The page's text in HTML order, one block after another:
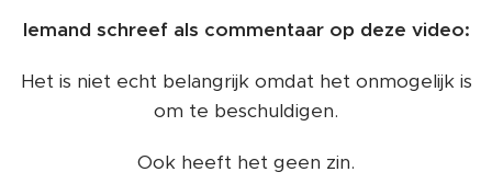
Iemand schreef als commentaar op deze video:
Het is niet echt belangrijk omdat het onmogelijk is
om te beschuldigen.
Ook heeft het geen zin.